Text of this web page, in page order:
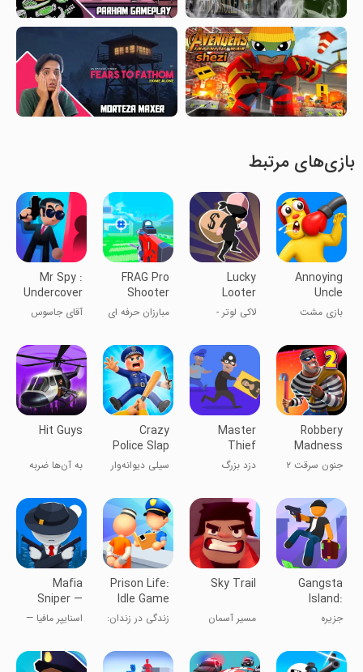
بازی‌های مرتبط
Annoying
Uncle
Punch
Game®
بازی مشت
Lucky
Looter
لاکی لوتر -
خوش‌شانس
FRAG Pro
Shooter
مبارزان حرفه ای
Mr Spy :
Undercover
Agent
آقای جاسوس
Robbery
Madness
2:Stealth
game
جنون سرقت ۲
Master
Thief
دزد بزرگ
Crazy
Police Slap
- Smash
سیلی دیوانه‌وار
کردن پلیس‌ها
Hit Guys
به آن‌ها ضربه
Gangsta
Island:
Crime City
جزیره
جنایت
Sky Trail
مسیر آسمان
Prison Life:
Idle Game
زندگی در زندان:
Mafia
Sniper —
Wars of
Clans
اسنایپر مافیا —